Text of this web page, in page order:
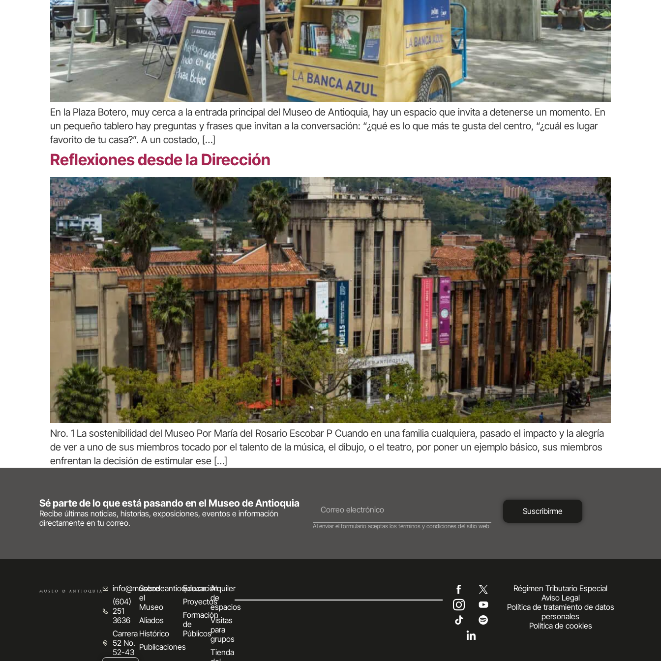
En la Plaza Botero, muy cerca a la entrada principal del Museo de Antioquia, hay un espacio que invita a detenerse un momento. En
un pequeño tablero hay preguntas y frases que invitan a la conversación: “¿qué es lo que más te gusta del centro, “¿cuál es lugar
favorito de tu casa?”. A un costado, […]
Reflexiones desde la Dirección
Nro. 1 La sostenibilidad del Museo Por María del Rosario Escobar P Cuando en una familia cualquiera, pasado el impacto y la alegría
de ver a uno de sus miembros tocado por el talento de la música, el dibujo, o el teatro, por poner un ejemplo básico, sus miembros
enfrentan la decisión de estimular ese […]
Sé parte de lo que está pasando en el Museo de Antioquia
Recibe últimas noticias, historias, exposiciones, eventos e información
directamente en tu correo.
Suscribirme
Al enviar el formulario aceptas los términos y condiciones del sitio web
info@museodeantioquia.co
(604)
251
3636
Carrera
52 No.
52-43
Sobre
el
Museo
Aliados
Histórico
Publicaciones
Educación
Proyectos
Formación
de
Públicos
Alquiler
de
espacios
Visitas
para
grupos
Tienda
Régimen Tributario Especial
Aviso Legal
Política de tratamiento de datos
personales
Política de cookies